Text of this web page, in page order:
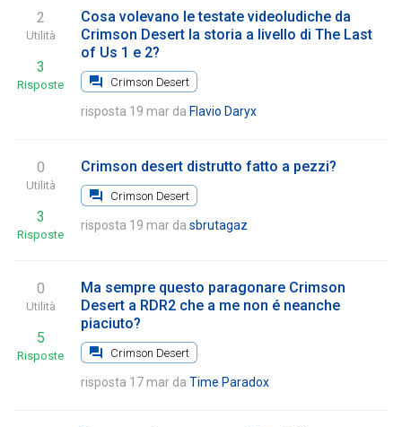
2
Utilità
3
Risposte
Cosa volevano le testate videoludiche da
Crimson Desert la storia a livello di The Last
of Us 1 e 2?
Crimson Desert
risposta 19 mar da Flavio Daryx
0
Utilità
3
Risposte
Crimson desert distrutto fatto a pezzi?
Crimson Desert
risposta 19 mar da sbrutagaz
0
Utilità
5
Risposte
Ma sempre questo paragonare Crimson
Desert a RDR2 che a me non é neanche
piaciuto?
Crimson Desert
risposta 17 mar da Time Paradox